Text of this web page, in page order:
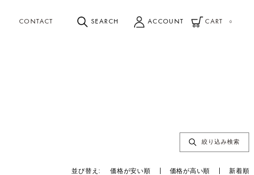
CONTACT SEARCH ACCOUNT CART 0
絞り込み検索
並び替え 価格が安い順 価格が高い順 新着順